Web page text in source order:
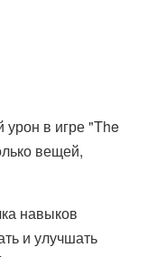
урон в игре "The
вещей,
навыков
и улучшать